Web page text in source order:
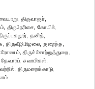
திருவாரூர்,
திருநேரிசை, கோயில்,
தனித்,
திருவீழிமிழலை, குறைந்த,
திருச்சோற்றுத்துறை,
சுவாமிகள்,
திருமறைக்காடு,